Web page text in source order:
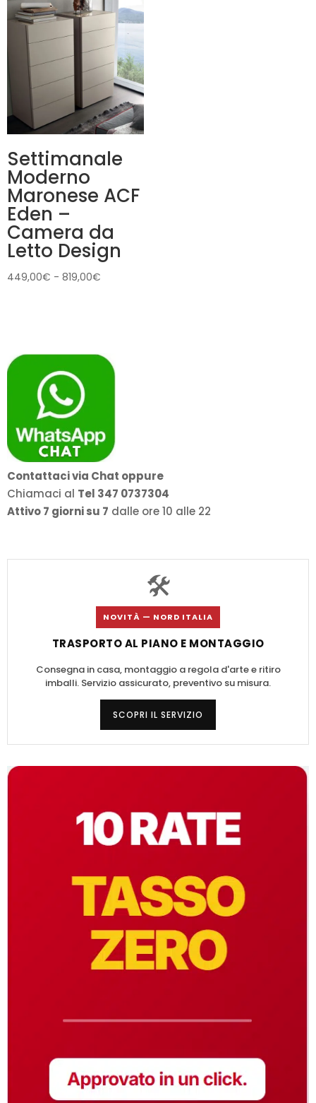
da
1.290,00€
2.490,00€
Settimanale
Moderno
Maronese ACF
Eden –
Camera da
Letto Design
449,00€ - 819,00€
a
819,00€
Contattaci via Chat oppure
Chiamaci al Tel 347 0737304
Attivo 7 giorni su 7 dalle ore 10 alle 22
🛠️
NOVITÀ — NORD ITALIA
TRASPORTO AL PIANO E MONTAGGIO
Consegna in casa, montaggio a regola d'arte e ritiro
imballi. Servizio assicurato, preventivo su misura.
SCOPRI IL SERVIZIO